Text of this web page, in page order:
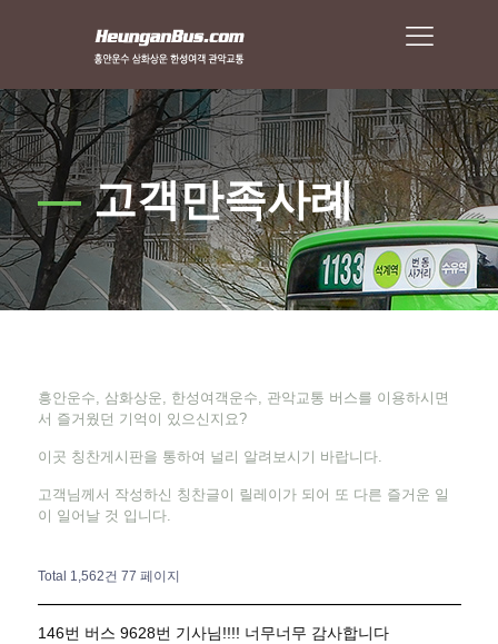
—고객만족사례
흥안운수, 삼화상운, 한성여객운수, 관악교통 버스를 이용하시면
서 즐거웠던 기억이 있으신지요?
이곳 칭찬게시판을 통하여 널리 알려보시기 바랍니다.
고객님께서 작성하신 칭찬글이 릴레이가 되어 또 다른 즐거운 일
이 일어날 것 입니다.
Total 1,562건 77 페이지
146번 버스 9628번 기사님!!!! 너무너무 감사합니다